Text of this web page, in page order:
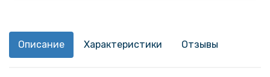
Описание Характеристики Отзывы